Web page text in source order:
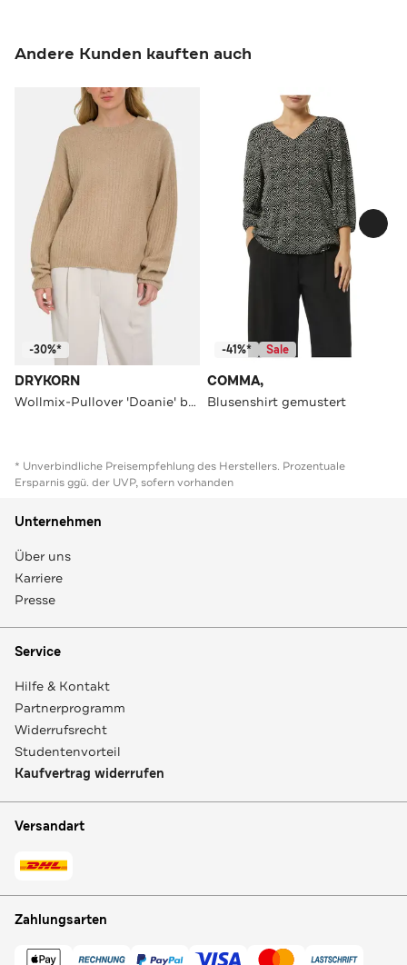
Andere Kunden kauften auch
-30%*
DRYKORN
Wollmix-Pullover 'Doanie' beige
-41%* Sale
COMMA,
Blusenshirt gemustert
* Unverbindliche Preisempfehlung des Herstellers. Prozentuale
Ersparnis ggü. der UVP, sofern vorhanden
Unternehmen
Über uns
Karriere
Presse
Service
Hilfe & Kontakt
Partnerprogramm
Widerrufsrecht
Studentenvorteil
Kaufvertrag widerrufen
Versandart
Zahlungsarten